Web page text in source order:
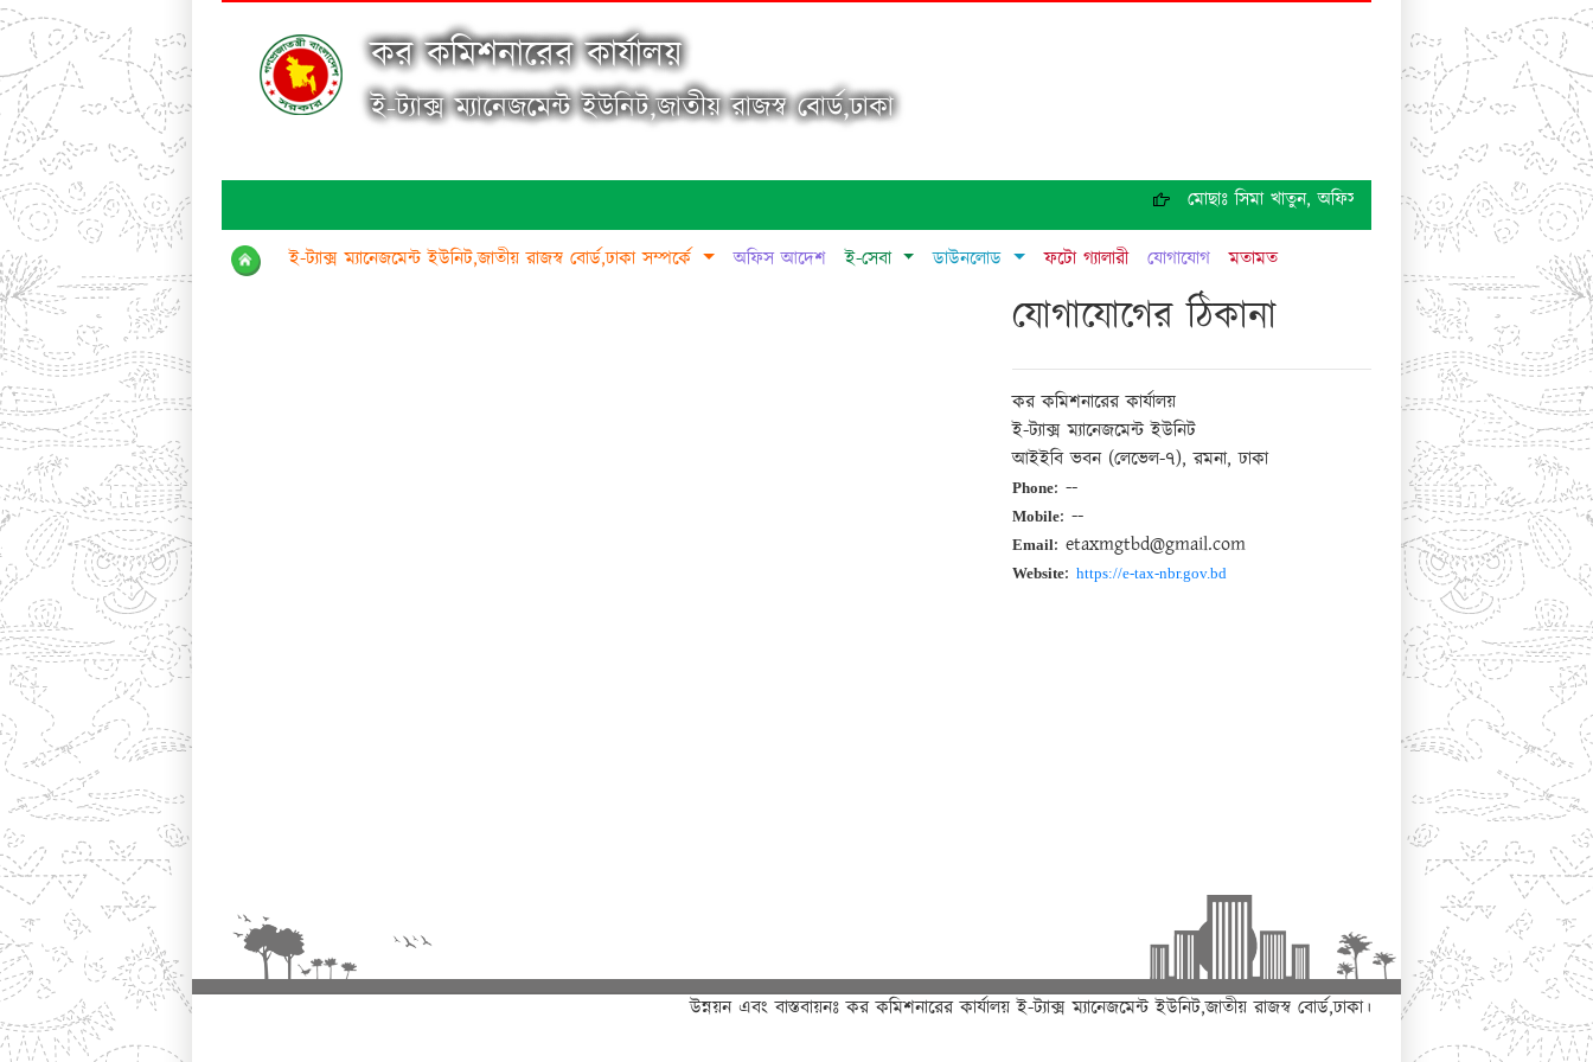
কর কমিশনারের কার্যালয়
ই-ট্যাক্স ম্যানেজমেন্ট ইউনিট,জাতীয় রাজস্ব বোর্ড,ঢাকা
মোছাঃ সিমা খাতুন, অফিস সহায়ক, চাকরি হতে অব্যাহতি
ই-ট্যাক্স ম্যানেজমেন্ট ইউনিট,জাতীয় রাজস্ব বোর্ড,ঢাকা সম্পর্কে অফিস আদেশ ই-সেবা ডাউনলোড ফটো গ্যালারী যোগাযোগ মতামত
যোগাযোগের ঠিকানা
কর কমিশনারের কার্যালয়
ই-ট্যাক্স ম্যানেজমেন্ট ইউনিট
আইইবি ভবন (লেভেল-৭), রমনা, ঢাকা
Phone: --
Mobile: --
Email: etaxmgtbd@gmail.com
Website: https://e-tax-nbr.gov.bd
উন্নয়ন এবং বাস্তবায়নঃ কর কমিশনারের কার্যালয় ই-ট্যাক্স ম্যানেজমেন্ট ইউনিট,জাতীয় রাজস্ব বোর্ড,ঢাকা।